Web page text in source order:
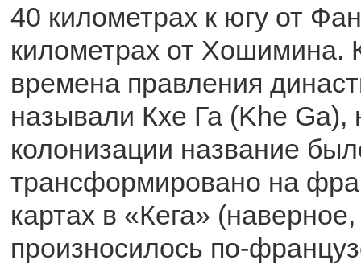
40 километрах к югу от
километрах от Хошимина.
времена правления
называли Кхе Га (Khe Ga),
колонизации название
трансформировано на
картах в «Кега» (наверное,
произносилось по-